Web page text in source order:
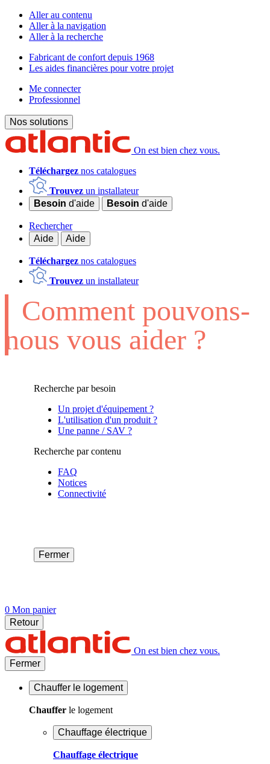
Aller au contenu
Aller à la navigation
Aller à la recherche
Fabricant de confort depuis 1968
Les aides financières pour votre projet
Me connecter
Professionnel
Nos solutions
On est bien chez vous.
Téléchargez nos catalogues
Trouvez un installateur
Besoin d'aide Besoin d'aide
Rechercher
Aide
Aide
Téléchargez nos catalogues
Trouvez un installateur
Comment pouvons-
nous vous aider ?
Recherche par besoin
Un projet d'équipement ?
L'utilisation d'un produit ?
Une panne / SAV ?
Recherche par contenu
FAQ
Notices
Connectivité
Fermer
0 Mon panier
Retour
On est bien chez vous.
Fermer
Chauffer le logement
Chauffer le logement
Chauffage électrique
Chauffage électrique